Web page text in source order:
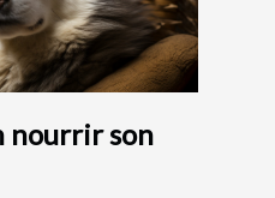
nourrir son